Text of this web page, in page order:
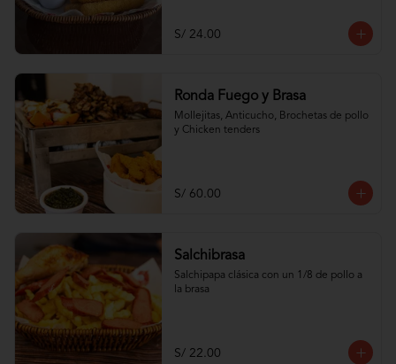
S/ 24.00
Ronda Fuego y Brasa
Mollejitas, Anticucho, Brochetas de pollo
y Chicken tenders
S/ 60.00
Salchibrasa
Salchipapa clásica con un 1/8 de pollo a
la brasa
S/ 22.00